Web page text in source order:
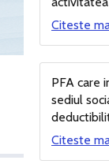
Citeste
PFA care
sediul
Citeste